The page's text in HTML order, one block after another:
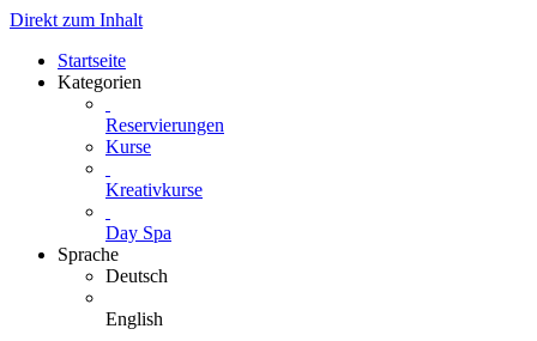
Direkt zum Inhalt
Startseite
Kategorien
Reservierungen
Kurse
Kreativkurse
Day Spa
Sprache
Deutsch
English